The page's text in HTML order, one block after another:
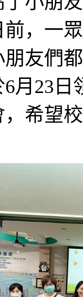
，一
友們
月23
希望